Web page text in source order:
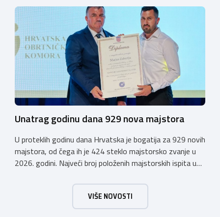
otvoren u petak, 23. listopada 2026. u
poslijepodnevnim, uz uvodno predavanje i pozdrav
domaćina. Tijekom subote, 24. listopada, održavat će se
predavanja, interaktivne radionice te okrugli stolovi na
aktualne teme. […]
Unatrag godinu dana 929 nova majstora
U proteklih godinu dana Hrvatska je bogatija za 929 novih
majstora, od čega ih je 424 steklo majstorsko zvanje u
2026. godini. Najveći broj položenih majstorskih ispita u
majstor elektroinstalater, majstor frizer, majstor
vodoinstalatera, instalatera grijanja i klimatizacije te
majstora automehaničara. Najveći broj navedenih
VIŠE NOVOSTI